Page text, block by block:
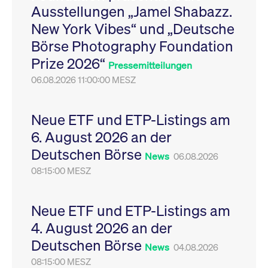
Ausstellungen „Jamel Shabazz.
New York Vibes“ und „Deutsche
Börse Photography Foundation
Prize 2026“ Pressemitteilungen
06.08.2026 11:00:00 MESZ
Neue ETF und ETP-Listings am
6. August 2026 an der
Deutschen Börse News 06.08.2026
08:15:00 MESZ
Neue ETF und ETP-Listings am
4. August 2026 an der
Deutschen Börse News 04.08.2026
08:15:00 MESZ
Leistung der Website
zu messen. Es handelt
sich um ein Muster-
Cookie, bei dem auf
das Präfix _pk_ses
eine kurze Reihe von
VISITOR_PRIVACY_METADATA
YouTube
.youtube.com
6
Monate
Dieses Cookie dient
Speicherung der
Einwilligungs- und
des Nutzers für ihre
Interaktion mit der
Sitzungen geehrt